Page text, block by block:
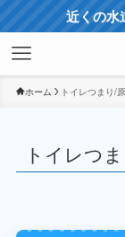
近くの水
ホーム トイレつまり/
トイレつ